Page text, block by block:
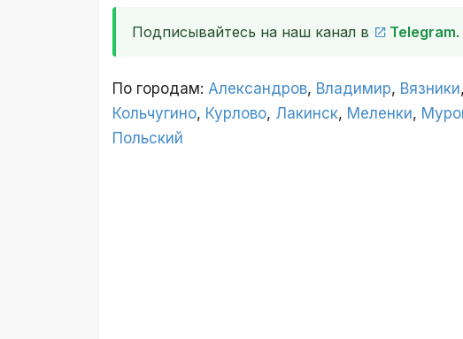
Подписывайтесь на наш канал в Telegram
По городам: Александров, Владимир, Вязники,
Кольчугино, Курлово, Лакинск, Меленки,
Польский